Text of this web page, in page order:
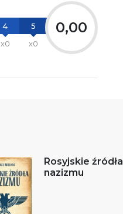
4
x0
5
x0
0,00
Rosyjskie źródła
nazizmu